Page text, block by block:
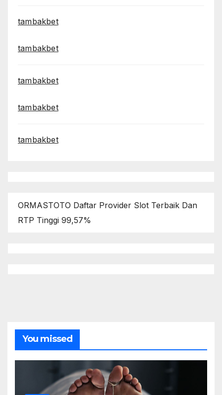
tambakbet
tambakbet
tambakbet
tambakbet
tambakbet
ORMASTOTO Daftar Provider Slot Terbaik Dan
RTP Tinggi 99,57%
You missed